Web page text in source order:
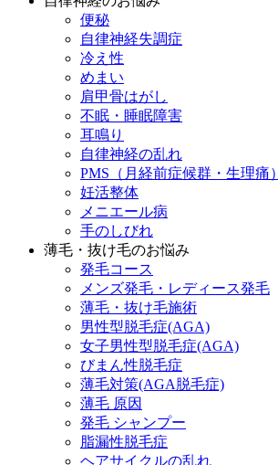
便秘
自律神経失調症
冷え性
めまい
肩甲骨はがし
不眠・睡眠障害
耳鳴り
自律神経の乱れ
PMS（月経前症候群・生理痛）
妊活整体
メニエール病
手のしびれ
薄毛・抜け毛のお悩み
発毛コース
メンズ発毛・レディース発毛
薄毛・抜け毛施術
男性型脱毛症(AGA)
女子男性型脱毛症(AGA)
びまん性脱毛症
薄毛対策(AGA脱毛症)
薄毛 原因
発毛 シャンプー
脂漏性脱毛症
ヘアサイクルの乱れ